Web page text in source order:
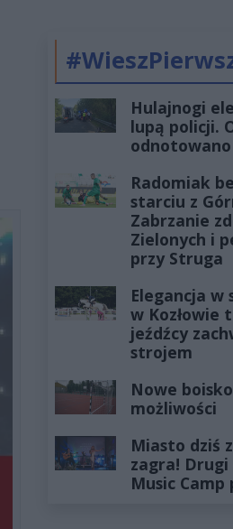
Hulajnogi
lupą policji.
Radomiak
starciu z
Zabrzanie
Zielonych i
przy Struga
Elegancja w
w Kozłowie
jeźdźcy
strojem
Nowe
możliwości
Miasto dziś
zagra! Drugi
Music